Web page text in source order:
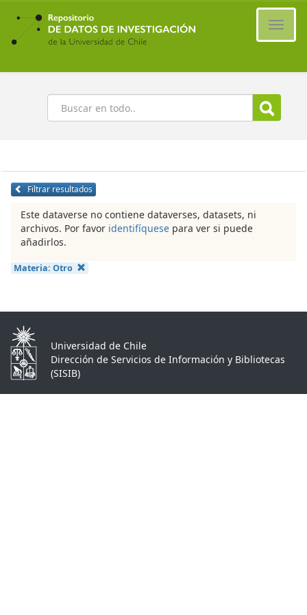
Ir
contenido
principal
Buscar
Filtrar resultados
Este dataverse no contiene dataverses, datasets, ni
archivos. Por favor identifíquese para ver si puede
añadirlos.
Materia: Otro
Universidad de Chile
Dirección de Servicios de Información y Bibliotecas
(SISIB)